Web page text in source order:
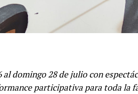
al domingo 28 de julio con
participativa para toda la